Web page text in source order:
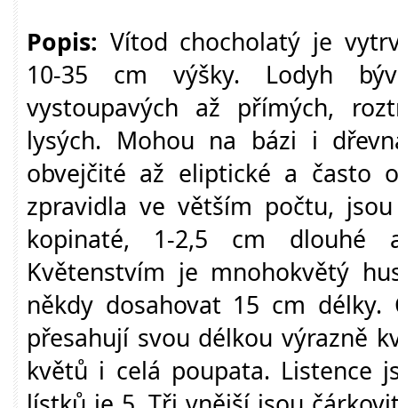
Popis: Vítod chocholatý je
10-35 cm výšky. Lodyh
vystoupavých až přímých,
lysých. Mohou na bázi i
obvejčité až eliptické a často
zpravidla ve větším počtu,
kopinaté, 1-2,5 cm
Květenstvím je mnohokvětý
někdy dosahovat 15 cm délky.
přesahují svou délkou výrazně
květů i celá poupata. Listence